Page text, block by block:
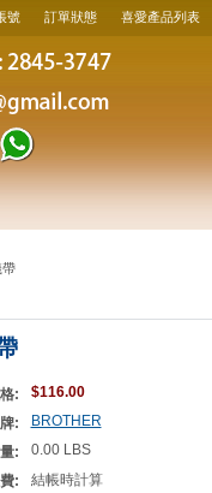
號 訂單狀態 喜愛產品列表
:
$116.00
:
BROTHER
:
0.00 LBS
:
結帳時計算